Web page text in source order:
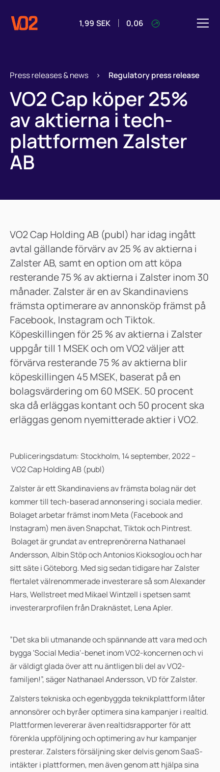
1,99 SEK 0,06
Press releases & news > Regulatory press release
VO2 Cap köper 25%
av aktierna i tech-
plattformen Zalster
AB
VO2 Cap Holding AB (publ) har idag ingått
avtal gällande förvärv av 25 % av aktierna i
Zalster AB, samt en option om att köpa
resterande 75 % av aktierna i Zalster inom 30
månader. Zalster är en av Skandinaviens
främsta optimerare av annonsköp främst på
Facebook, Instagram och Tiktok.
Köpeskillingen för 25 % av aktierna i Zalster
uppgår till 1 MSEK och om VO2 väljer att
förvärva resterande 75 % av aktierna blir
köpeskillingen 45 MSEK, baserat på en
bolagsvärdering om 60 MSEK. 50 procent
ska då erläggas kontant och 50 procent ska
erläggas genom nyemitterade aktier i VO2.
Publiceringsdatum: Stockholm, 14 september, 2022 –
VO2 Cap Holding AB (publ)
Zalster är ett Skandinaviens av främsta bolag när det
kommer till tech-baserad annonsering i sociala medier.
Bolaget arbetar främst inom Meta (Facebook and
Instagram) men även Snapchat, Tiktok och Pintrest.
Bolaget är grundat av entreprenörerna Nathanael
Andersson, Albin Stöp och Antonios Kioksoglou och har
sitt säte i Göteborg. Med sig sedan tidigare har Zalster
flertalet välrenommerade investerare så som Alexander
Hars, Wellstreet med Mikael Wintzell i spetsen samt
investerarprofilen från Draknästet, Lena Apler.
”Det ska bli utmanande och spännande att vara med och
bygga 'Social Media'-benet inom VO2-koncernen och vi
är väldigt glada över att nu äntligen bli del av VO2-
familjen!”, säger Nathanael Andersson, VD för Zalster.
Zalsters tekniska och egenbyggda teknikplattform låter
annonsörer och byråer optimera sina kampanjer i realtid.
Plattformen levererar även realtidsrapporter för att
förenkla uppföljning och optimering av hur kampanjer
presterar. Zalsters försäljning sker delvis genom SaaS-
intäkter i plattformen, men även genom att hjälpa sina